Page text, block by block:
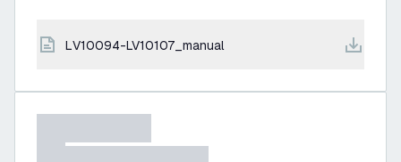
LV10094-LV10107_manual